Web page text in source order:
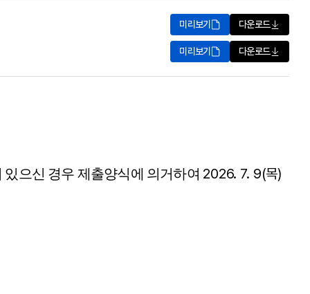
미리보기 다운로드
미리보기 다운로드
있으신 경우 제출양식에 의거하여 2026. 7. 9(목)